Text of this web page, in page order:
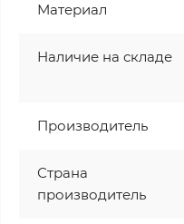
Материал
Наличие на складе
Производитель
Страна
производитель